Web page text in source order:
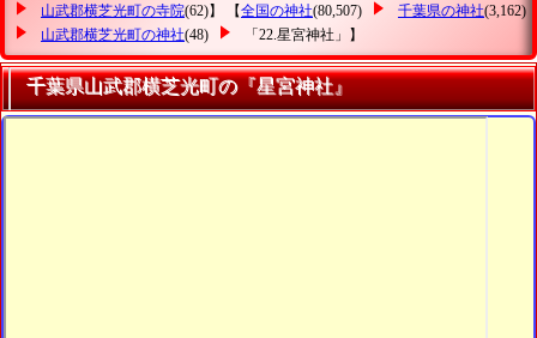
山武郡横芝光町の寺院(62)】 【全国の神社(80,507) 千葉県の神社(3,162)
山武郡横芝光町の神社(48) 「22.星宮神社」 】
千葉県山武郡横芝光町の『星宮神社』